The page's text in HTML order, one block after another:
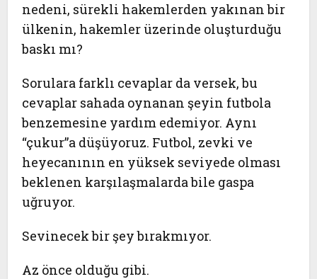
nedeni, sürekli hakemlerden yakınan bir
ülkenin, hakemler üzerinde oluşturduğu
baskı mı?
Sorulara farklı cevaplar da versek, bu
cevaplar sahada oynanan şeyin futbola
benzemesine yardım edemiyor. Aynı
“çukur”a düşüyoruz. Futbol, zevki ve
heyecanının en yüksek seviyede olması
beklenen karşılaşmalarda bile gaspa
uğruyor.
Sevinecek bir şey bırakmıyor.
Az önce olduğu gibi.